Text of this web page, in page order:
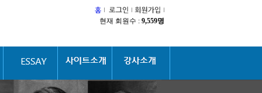
현재 회원수 : 9,559명